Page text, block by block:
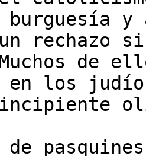
burguesía
un rechazo
de
en los